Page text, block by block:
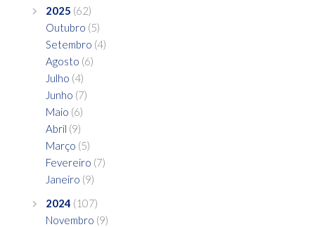
2025 (62)
Outubro (5)
Setembro (4)
Agosto (6)
Julho (4)
Junho (7)
Maio (6)
Abril (9)
Março (5)
Fevereiro (7)
Janeiro (9)
2024 (107)
Novembro (9)